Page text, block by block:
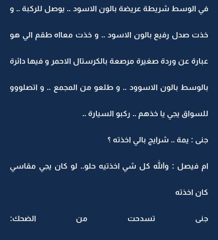
في الوسط شريطة عريضة بالون الاسود .. يوصل للركبة .. و
خذت صدل رفيع بالون الاسود .. و خذت معااه طقم الي هو
عبارة عن وردة صغيرة مرصعة بالكرستال الاحمر و فيها دائرة
بالوسط بالون الاسوود .. و طلعو من المجمع .. و اتصلووو
للسواق يجي يا خذهم .. ركبو السيارة ..
جنى : يمة .. شرايج بالي اخذته ؟
ام فيصل : والله كل شي اخذتيه حلو.. لو كان يجي مقاسي
كان اخذته
جنى تسدحت من الضحك: